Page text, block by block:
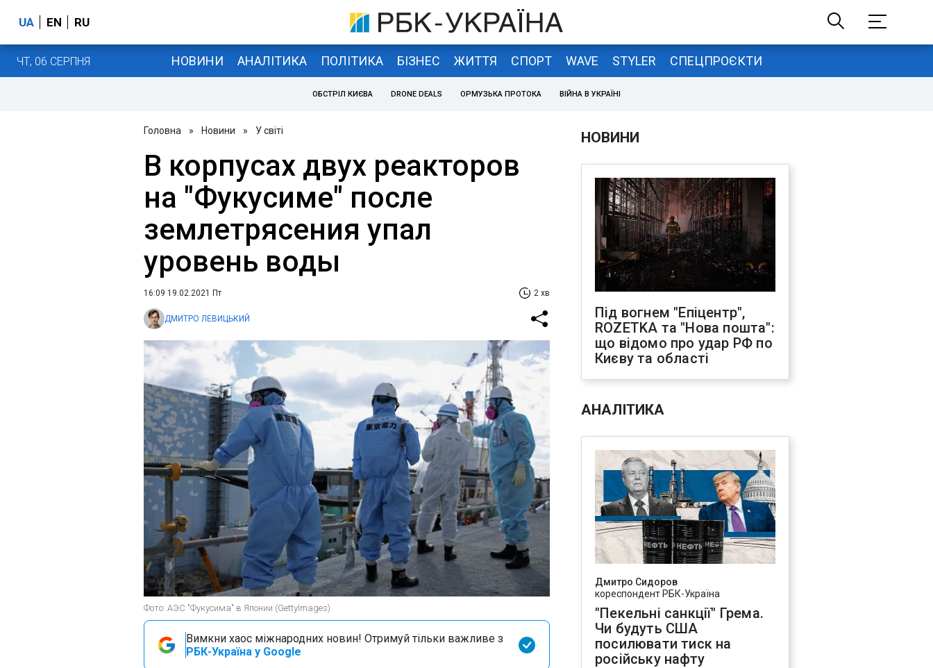
UA EN RU
ЧТ, 06 СЕРПНЯ НОВИНИ АНАЛІТИКА ПОЛІТИКА БІЗНЕС ЖИТТЯ СПОРТ WAVE STYLER СПЕЦПРОЄКТИ
ОБСТРІЛ КИЄВА DRONE DEALS ОРМУЗЬКА ПРОТОКА ВІЙНА В УКРАЇНІ
Головна » Новини » У світі
В корпусах двух реакторов
на "Фукусиме" после
землетрясения упал
уровень воды
16:09 19.02.2021 Пт 2 хв
ДМИТРО ЛЕВИЦЬКИЙ
Фото: АЭС "Фукусима" в Японии (GettyImages)
Вимкни хаос міжнародних новин! Отримуй тільки важливе з
РБК-Україна у Google
НОВИНИ
Під вогнем "Епіцентр",
ROZETKA та "Нова пошта":
що відомо про удар РФ по
Києву та області
АНАЛІТИКА
Дмитро Сидоров
кореспондент РБК-Україна
"Пекельні санкції" Грема.
Чи будуть США
посилювати тиск на
російську нафту